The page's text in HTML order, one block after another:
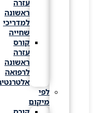
עזרה
ראשונה
למדריכי
שחייה
קורס
עזרה
ראשונה
לרפואה
אלטרנטיבית
לפי
מיקום